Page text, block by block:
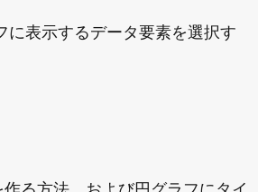
に表示するデータ要素を選択す